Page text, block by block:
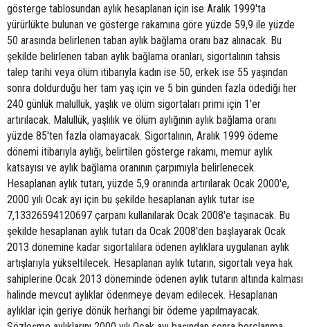
gösterge tablosundan aylık hesaplanan için ise Aralık 1999'ta
yürürlükte bulunan ve gösterge rakamına göre yüzde 59,9 ile yüzde
50 arasında belirlenen taban aylık bağlama oranı baz alınacak. Bu
şekilde belirlenen taban aylık bağlama oranları, sigortalının tahsis
talep tarihi veya ölüm itibarıyla kadın ise 50, erkek ise 55 yaşından
sonra doldurduğu her tam yaş için ve 5 bin günden fazla ödediği her
240 günlük malullük, yaşlık ve ölüm sigortaları primi için 1'er
artırılacak. Malullük, yaşlılık ve ölüm aylığının aylık bağlama oranı
yüzde 85'ten fazla olamayacak. Sigortalının, Aralık 1999 ödeme
dönemi itibarıyla aylığı, belirtilen gösterge rakamı, memur aylık
katsayısı ve aylık bağlama oranının çarpımıyla belirlenecek.
Hesaplanan aylık tutarı, yüzde 5,9 oranında artırılarak Ocak 2000'e,
2000 yılı Ocak ayı için bu şekilde hesaplanan aylık tutar ise
7,13326594120697 çarpanı kullanılarak Ocak 2008'e taşınacak. Bu
şekilde hesaplanan aylık tutarı da Ocak 2008'den başlayarak Ocak
2013 dönemine kadar sigortalılara ödenen aylıklara uygulanan aylık
artışlarıyla yükseltilecek. Hesaplanan aylık tutarın, sigortalı veya hak
sahiplerine Ocak 2013 döneminde ödenen aylık tutarın altında kalması
halinde mevcut aylıklar ödenmeye devam edilecek. Hesaplanan
aylıklar için geriye dönük herhangi bir ödeme yapılmayacak.